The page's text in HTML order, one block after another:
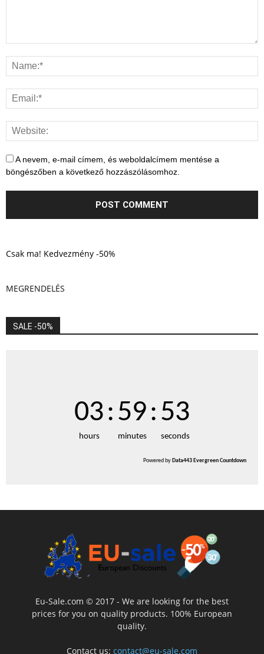
A nevem, e-mail címem, és weboldalcímem mentése a
böngészőben a következő hozzászólásomhoz.
Csak ma! Kedvezmény -50%
MEGRENDELÉS
SALE -50%
03
hours
:59
minutes
:53
seconds
Powered byData443 Evergreen Countdown
Eu-Sale.com © 2017 - We are looking for the best
prices for you on quality products. 100% European
quality.
Contact us: contact@eu-sale.com